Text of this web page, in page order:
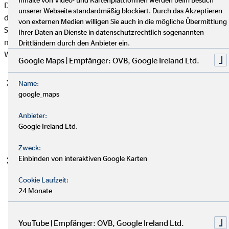
Datenschutzgrundverordnung (DSGVO), auf deren Basis wir
die personenbezogenen Daten verarbeiten, mit. Bitte beachten
Sie, dass zusätzlich zu den Regelungen der DSGVO die
nationalen Datenschutzvorgaben in Ihrem bzw. unserem
Wohn- und Sitzland gelten können.
Einwilligung (Art. 6 Abs. 1 S. 1 lit. a DSGVO)
betroffene Person hat ihre Einwilligung in die Verarbeitung
spezifischen Zweck oder mehrere bestimmte Zwecke
gegeben.
Vertragserfüllung und vorvertragliche Anfragen (Art. 6
Erfüllung eines Vertrags, dessen Vertragspartei die
der betroffenen Person erfolgen.
unserer Webseite standardmäßig blockiert. Durch das Akzeptieren
von externen Medien willigen Sie auch in die mögliche Übermittlung
Ihrer Daten an Dienste in datenschutzrechtlich sogenannten
Drittländern durch den Anbieter ein.
Google Maps | Empfänger: OVB, Google Ireland Ltd.
Name:
google_maps
Anbieter:
Google Ireland Ltd.
Zweck:
Einbinden von interaktiven Google Karten
Cookie Laufzeit:
24 Monate
YouTube | Empfänger: OVB, Google Ireland Ltd.